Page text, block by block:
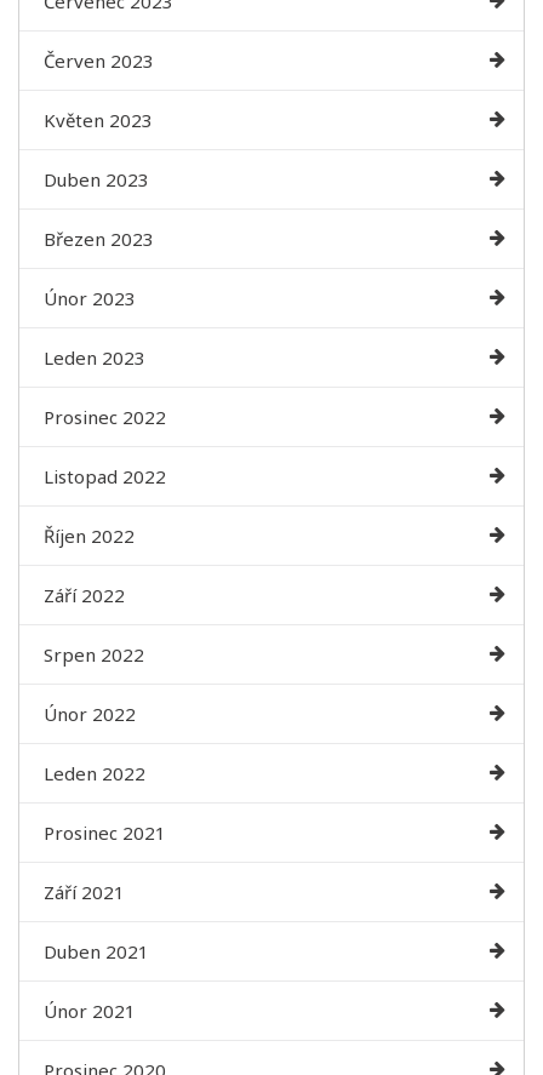
Červen 2023
Květen 2023
Duben 2023
Březen 2023
Únor 2023
Leden 2023
Prosinec 2022
Listopad 2022
Říjen 2022
Září 2022
Srpen 2022
Únor 2022
Leden 2022
Prosinec 2021
Září 2021
Duben 2021
Únor 2021